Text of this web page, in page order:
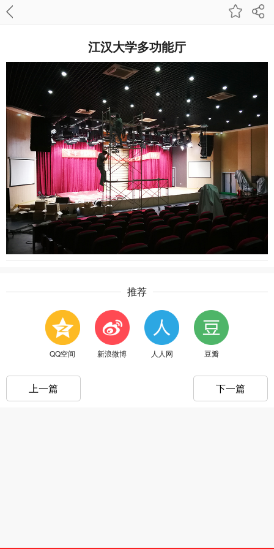
江汉大学多功能厅
推荐
QQ空间 新浪微博 人人网 豆瓣
上一篇 下一篇